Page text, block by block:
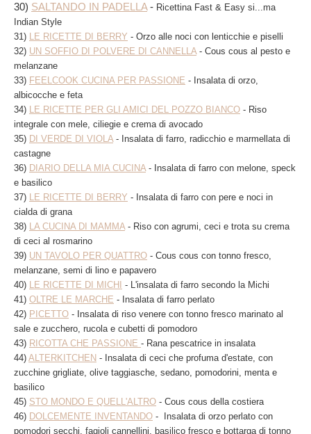
30) SALTANDO IN PADELLA- Ricettina Fast & Easy si...ma
Indian Style
31) LE RICETTE DI BERRY - Orzo alle noci con lenticchie e piselli
32) UN SOFFIO DI POLVERE DI CANNELLA- Cous cous al pesto e
melanzane
33) FEELCOOK CUCINA PER PASSIONE - Insalata di orzo,
albicocche e feta
34) LE RICETTE PER GLI AMICI DEL POZZO BIANCO - Riso
integrale con mele, ciliegie e crema di avocado
35) DI VERDE DI VIOLA- Insalata di farro, radicchio e marmellata di
castagne
36) DIARIO DELLA MIA CUCINA- Insalata di farro con melone, speck
e basilico
37) LE RICETTE DI BERRY - Insalata di farro con pere e noci in
cialda di grana
38) LA CUCINA DI MAMMA- Riso con agrumi, ceci e trota su crema
di ceci al rosmarino
39) UN TAVOLO PER QUATTRO - Cous cous con tonno fresco,
melanzane, semi di lino e papavero
40) LE RICETTE DI MICHI
- L'insalata di farro secondo la Michi
41) OLTRE LE MARCHE - Insalata di farro perlato
42) PICETTO - Insalata di riso venere con tonno fresco marinato al
sale e zucchero, rucola e cubetti di pomodoro
43) RICOTTA CHE PASSIONE - Rana pescatrice in insalata
44) ALTERKITCHEN - Insalata di ceci che profuma d'estate, con
zucchine grigliate, olive taggiasche, sedano, pomodorini, menta e
basilico
45) STO MONDO E QUELL'ALTRO - Cous cous della costiera
46) DOLCEMENTE INVENTANDO - Insalata di orzo perlato con
pomodori secchi, fagioli cannellini, basilico fresco e bottarga di tonno